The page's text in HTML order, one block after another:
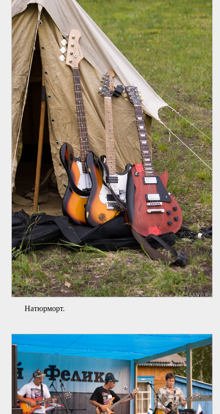
Натюрморт.